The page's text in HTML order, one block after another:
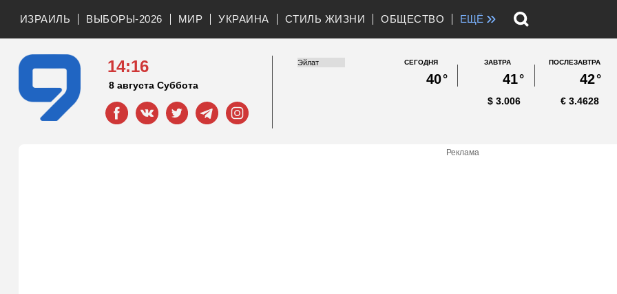
ИЗРАИЛЬ ВЫБОРЫ-2026 МИР УКРАИНА СТИЛЬ ЖИЗНИ ОБЩЕСТВО ЕЩЁ »
14:16
8 августа Суббота
СЕГОДНЯ
40°
ЗАВТРА
41°
ПОСЛЕЗАВТРА
42°
3.006
$ 3.4628
€
Реклама